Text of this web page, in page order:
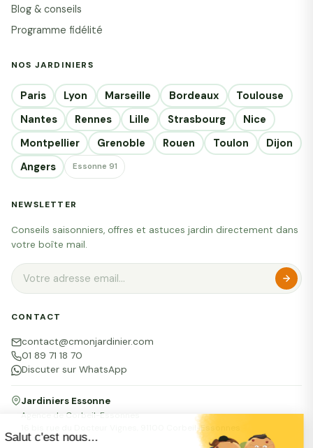
Salut c'est nous...
Blog & conseils
Programme fidélité
NOS JARDINIERS
Paris Lyon Marseille Bordeaux
Toulouse
Nantes
Rennes Lille Strasbourg
Nice
Montpellier
Grenoble Rouen Toulon
Dijon
Angers
Essonne 91
NEWSLETTER
Conseils saisonniers, offres et astuces jardin directement dans
votre boîte mail.
CONTACT
contact@cmonjardinier.com
01 89 71 18 70
Discuter sur WhatsApp
Jardiniers Essonne
Agence de Corbeil-Essonnes
16 bis rue du Docteur Vignes, 91100 Corbeil-Essonnes